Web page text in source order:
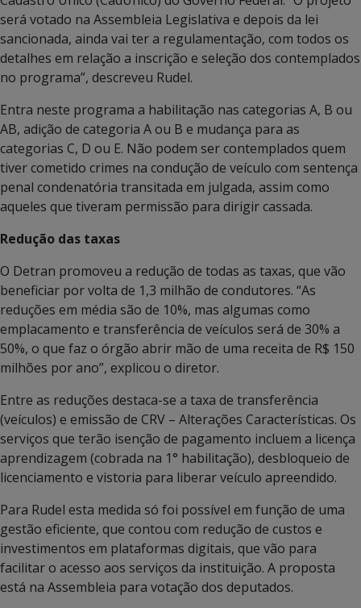
será votado na Assembleia Legislativa e depois da lei
sancionada, ainda vai ter a regulamentação, com todos os
detalhes em relação a inscrição e seleção dos contemplados
no programa”, descreveu Rudel.
Entra neste programa a habilitação nas categorias A, B ou
AB, adição de categoria A ou B e mudança para as
categorias C, D ou E. Não podem ser contemplados quem
tiver cometido crimes na condução de veículo com sentença
penal condenatória transitada em julgada, assim como
aqueles que tiveram permissão para dirigir cassada.
Redução das taxas
O Detran promoveu a redução de todas as taxas, que vão
beneficiar por volta de 1,3 milhão de condutores. “As
reduções em média são de 10%, mas algumas como
emplacamento e transferência de veículos será de 30% a
50%, o que faz o órgão abrir mão de uma receita de R$ 150
milhões por ano”, explicou o diretor.
Entre as reduções destaca-se a taxa de transferência
(veículos) e emissão de CRV – Alterações Características. Os
serviços que terão isenção de pagamento incluem a licença
aprendizagem (cobrada na 1° habilitação), desbloqueio de
licenciamento e vistoria para liberar veículo apreendido.
Para Rudel esta medida só foi possível em função de uma
gestão eficiente, que contou com redução de custos e
investimentos em plataformas digitais, que vão para
facilitar o acesso aos serviços da instituição. A proposta
está na Assembleia para votação dos deputados.